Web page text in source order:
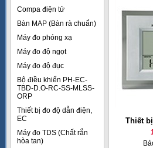
Compa điện tử
Bàn MAP (Bàn rà chuẩn)
Máy đo phóng xạ
Máy đo độ ngọt
Máy đo độ đục
Bộ điều khiển PH-EC-
TBD-D.O-RC-SS-MLSS-
ORP
Thiết bị đo độ dẫn điện,
EC
Máy đo TDS (Chất rắn
hòa tan)
Thiết